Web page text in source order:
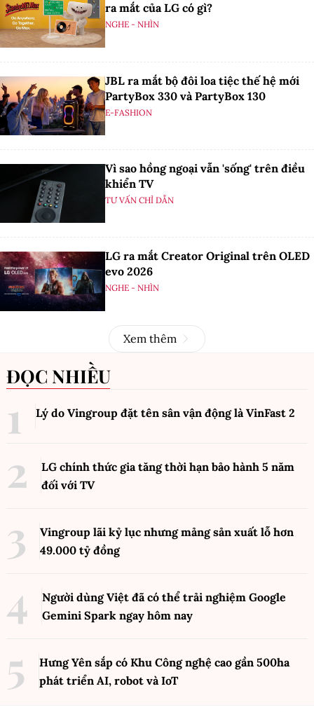
ra mắt của LG có gì?
NGHE - NHÌN
JBL ra mắt bộ đôi loa tiệc thế hệ mới
PartyBox 330 và PartyBox 130
E-FASHION
Vì sao hồng ngoại vẫn 'sống' trên điều
khiển TV
TƯ VẤN CHỈ DẪN
LG ra mắt Creator Original trên OLED
evo 2026
NGHE - NHÌN
Xem thêm
ĐỌC NHIỀU
Lý do Vingroup đặt tên sân vận động là VinFast 2
LG chính thức gia tăng thời hạn bảo hành 5 năm
đối với TV
Vingroup lãi kỷ lục nhưng mảng sản xuất lỗ hơn
49.000 tỷ đồng
Người dùng Việt đã có thể trải nghiệm Google
Gemini Spark ngay hôm nay
Hưng Yên sắp có Khu Công nghệ cao gần 500ha
phát triển AI, robot và IoT